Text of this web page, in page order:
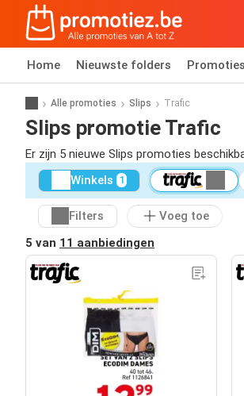
Home Nieuwste folders Promoties
Alle promoties Slips Trafic
Slips promotie Trafic
Er zijn 5 nieuwe Slips promoties
Winkels 1
Filters
Voeg toe
5 van 11 aanbiedingen